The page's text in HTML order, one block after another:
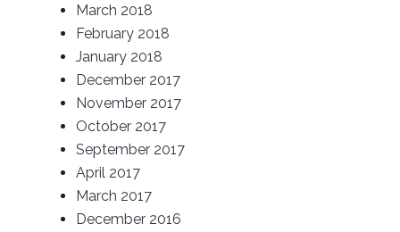
March 2018
February 2018
January 2018
December 2017
November 2017
October 2017
September 2017
April 2017
March 2017
December 2016